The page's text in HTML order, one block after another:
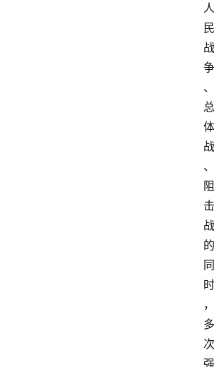
人
民
战
争
、
总
体
战
、
阻
击
战
的
同
时
，
多
次
强